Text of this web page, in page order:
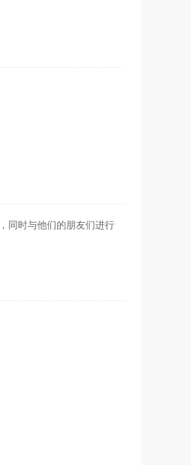
同时与他们的朋友们进行